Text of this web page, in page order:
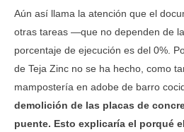
Aún así llama la atención que el
otras tareas —que no dependen de
porcentaje de ejecución es del 0%.
de Teja Zinc no se ha hecho, como
mampostería en adobe de barro
demolición de las placas de
puente. Esto explicaría el porqué